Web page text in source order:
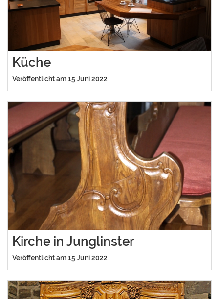
Küche
Veröffentlicht am 15 Juni 2022
Kirche in Junglinster
Veröffentlicht am 15 Juni 2022